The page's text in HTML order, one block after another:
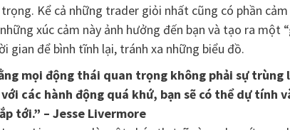
Kể cả những trader giỏi nhất cũng có phần
xúc cảm này ảnh hưởng đến bạn và tạo ra một
gian để bình tĩnh lại, tránh xa những biểu đồ.
mọi động thái quan trọng không phải sự
các hành động quá khứ, bạn sẽ có thể dự tính
tới.” – Jesse Livermore